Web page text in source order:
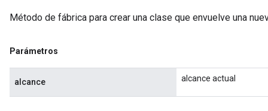
Método de fábrica para crear una clase que envuelve una
Parámetros
alcance alcance actual